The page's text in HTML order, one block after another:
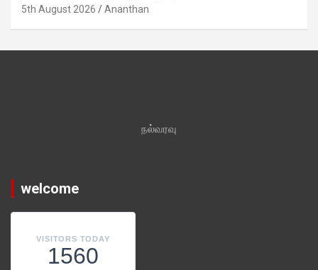
5th August 2026 Ananthan
நல்வரவு
welcome
VISITORS TODAY
1560